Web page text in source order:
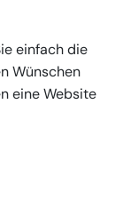
einfach die
Wünschen
eine Website